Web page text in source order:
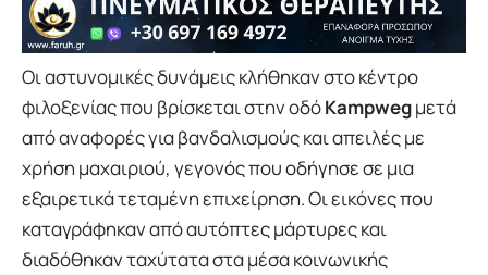
Οι αστυνομικές δυνάμεις κλήθηκαν στο κέντρο
φιλοξενίας που βρίσκεται στην οδόKampwegμετά
από αναφορές για βανδαλισμούς και απειλές με
χρήση μαχαιριού, γεγονός που οδήγησε σε μια
εξαιρετικά τεταμένη επιχείρηση. Οι εικόνες που
καταγράφηκαν από αυτόπτες μάρτυρες και
διαδόθηκαν ταχύτατα στα μέσα κοινωνικής